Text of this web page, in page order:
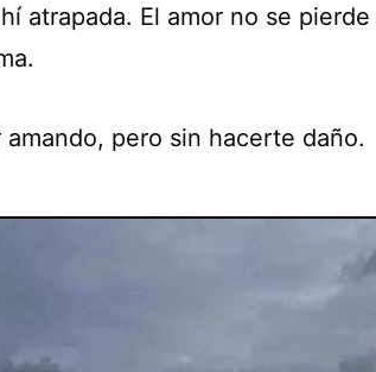
atrapada. El amor no se pierde
pero sin hacerte daño.